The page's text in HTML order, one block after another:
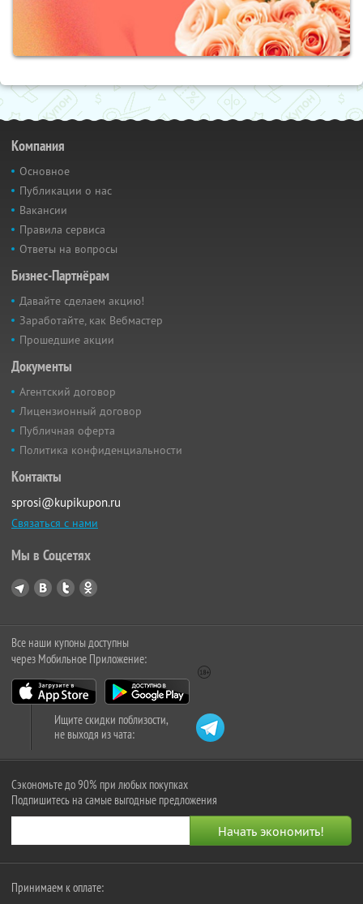
Компания
Основное
Публикации о нас
Вакансии
Правила сервиса
Ответы на вопросы
Бизнес-Партнёрам
Давайте сделаем акцию!
Заработайте, как Вебмастер
Прошедшие акции
Документы
Агентский договор
Лицензионный договор
Публичная оферта
Политика конфиденциальности
Контакты
sprosi@kupikupon.ru
Связаться с нами
Мы в Соцсетях
Все наши купоны доступны
через Мобильное Приложение:
Ищите скидки поблизости,
не выходя из чата:
Сэкономьте до 90% при любых покупках
Подпишитесь на самые выгодные предложения
Принимаем к оплате: